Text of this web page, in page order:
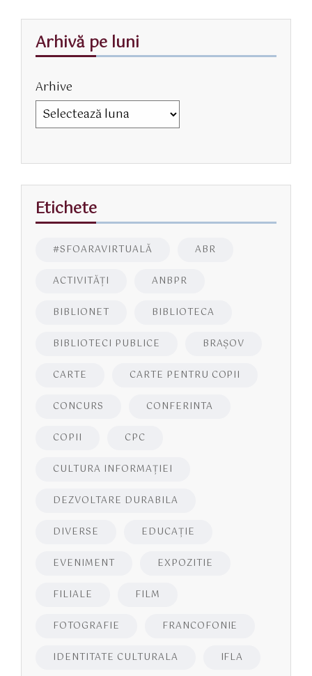
Arhivă pe luni
Arhive
Etichete
#SFOARAVIRTUALĂ ABR
ACTIVITĂŢI ANBPR
BIBLIONET BIBLIOTECA
BIBLIOTECI PUBLICE BRAŞOV
CARTE CARTE PENTRU COPII
CONCURS CONFERINTA
COPII CPC
CULTURA INFORMAŢIEI
DEZVOLTARE DURABILA
DIVERSE EDUCAŢIE
EVENIMENT EXPOZITIE
FILIALE FILM
FOTOGRAFIE FRANCOFONIE
IDENTITATE CULTURALA IFLA